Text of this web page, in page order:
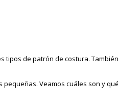
de patrón de costura.
Veamos cuáles son y